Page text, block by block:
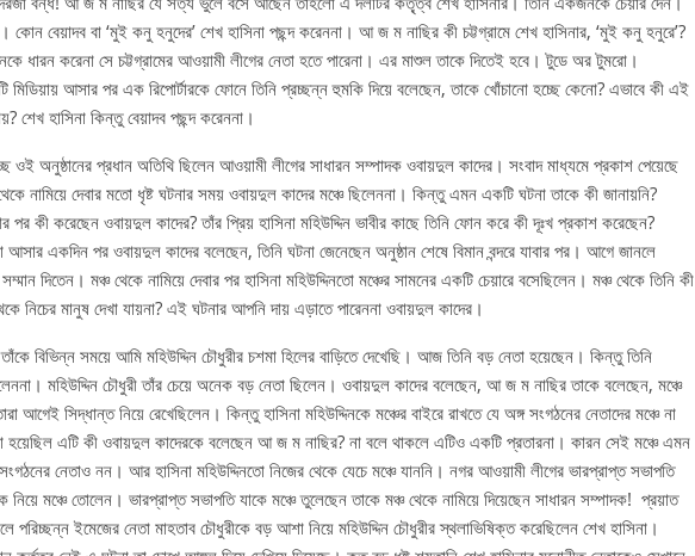
কোন বেয়াদব বা ‘মুই কনু হনুদের’ শেখ হাসিনা পছন্দ করেননা। আ জ ম নাছির কী চট্টগ্রামে শেখ হাসিনার, ‘মুই কনু হনুরে’?
ধারন করেনা সে চট্টগ্রামের আওয়ামী লীগের নেতা হতে পারেনা। এর মাশুল তাকে দিতেই হবে। টুডে অর টুমরো।
মিডিয়ায় আসার পর এক রিপোর্টারকে ফোনে তিনি প্রচ্ছন্ন হুমকি দিয়ে বলেছেন, তাকে খোঁচানো হচ্ছে কেনো? এভাবে কী এই
শেখ হাসিনা কিন্তু বেয়াদব পছন্দ করেননা।
ওই অনুষ্ঠানের প্রধান অতিথি ছিলেন আওয়ামী লীগের সাধারন সম্পাদক ওবায়দুল কাদের। সংবাদ মাধ্যমে প্রকাশ পেয়েছে
থেকে নামিয়ে দেবার মতো ধৃষ্ট ঘটনার সময় ওবায়দুল কাদের মঞ্চে ছিলেননা। কিন্তু এমন একটি ঘটনা তাকে কী জানায়নি?
পর কী করেছেন ওবায়দুল কাদের? তাঁর প্রিয় হাসিনা মহিউদ্দিন ভাবীর কাছে তিনি ফোন করে কী দূঃখ প্রকাশ করেছেন?
আসার একদিন পর ওবায়দুল কাদের বলেছেন, তিনি ঘটনা জেনেছেন অনুষ্ঠান শেষে বিমান বন্দরে যাবার পর। আগে জানলে
সম্মান দিতেন। মঞ্চ থেকে নামিয়ে দেবার পর হাসিনা মহিউদ্দিনতো মঞ্চের সামনের একটি চেয়ারে বসেছিলেন। মঞ্চ থেকে তিনি কী
নিচের মানুষ দেখা যায়না? এই ঘটনার আপনি দায় এড়াতে পারেননা ওবায়দুল কাদের।
বিভিন্ন সময়ে আমি মহিউদ্দিন চৌধুরীর চশমা হিলের বাড়িতে দেখেছি। আজ তিনি বড় নেতা হয়েছেন। কিন্তু তিনি
মহিউদ্দিন চৌধুরী তাঁর চেয়ে অনেক বড় নেতা ছিলেন। ওবায়দুল কাদের বলেছেন, আ জ ম নাছির তাকে বলেছেন, মঞ্চে
আগেই সিদ্ধান্ত নিয়ে রেখেছিলেন। কিন্তু হাসিনা মহিউদ্দিনকে মঞ্চের বাইরে রাখতে যে অঙ্গ সংগঠনের নেতাদের মঞ্চে না
হয়েছিল এটি কী ওবায়দুল কাদেরকে বলেছেন আ জ ম নাছির? না বলে থাকলে এটিও একটি প্রতারনা। কারন সেই মঞ্চে এমন
নেতাও নন। আর হাসিনা মহিউদ্দিনতো নিজের থেকে যেচে মঞ্চে যাননি। নগর আওয়ামী লীগের ভারপ্রাপ্ত সভাপতি
নিয়ে মঞ্চে তোলেন। ভারপ্রাপ্ত সভাপতি যাকে মঞ্চে তুলেছেন তাকে মঞ্চ থেকে নামিয়ে দিয়েছেন সাধারন সম্পাদক! প্রয়াত
পরিচ্ছন্ন ইমেজের নেতা মাহতাব চৌধুরীকে বড় আশা নিয়ে মহিউদ্দিন চৌধুরীর স্থলাভিষিক্ত করেছিলেন শেখ হাসিনা।